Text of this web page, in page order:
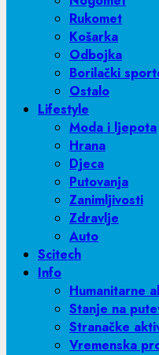
Rukomet
Košarka
Odbojka
Borilački
Ostalo
Lifestyle
Moda i ljepota
Hrana
Djeca
Putovanja
Zanimljivosti
Zdravlje
Auto
Scitech
Info
Humanitarne
Stanje na
Stranačke
Vremenska